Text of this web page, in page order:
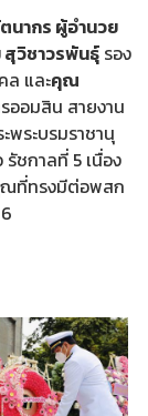
นากร ผู้อำนวย
วิชาวรพันธุ์ รอง
ล และคุณ
ออมสิน สายงาน
พระบรมราชานุ
รัชกาลที่ 5 เนื่อง
ณที่ทรงมีต่อพสก